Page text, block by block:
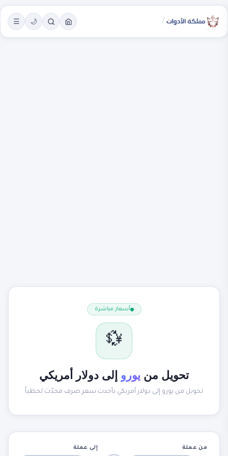
/
🌙
☰
أسعار مباشرة
💱
تحويل من يورو إلى دولار أمريكي
تحويل من يورو إلى دولار أمريكي بأحدث سعر صرف محدّث لحظياً
من عملة إلى عملة